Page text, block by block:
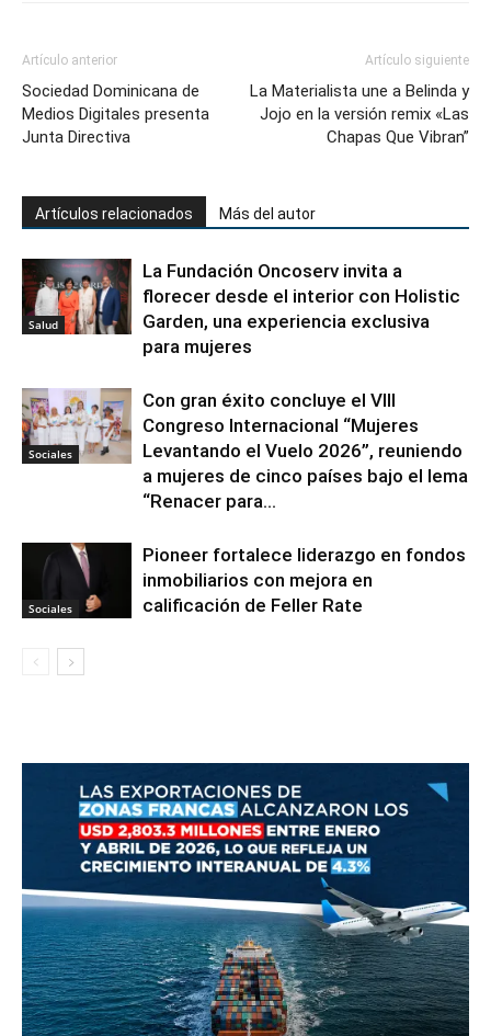
Artículo anterior
Sociedad Dominicana de
Medios Digitales presenta
Junta Directiva
Artículo siguiente
La Materialista une a Belinda y
Jojo en la versión remix «Las
Chapas Que Vibran”
Artículos relacionados Más del autor
Salud
La Fundación Oncoserv invita a
florecer desde el interior con Holistic
Garden, una experiencia exclusiva
para mujeres
Sociales
Con gran éxito concluye el VIII
Congreso Internacional “Mujeres
Levantando el Vuelo 2026”, reuniendo
a mujeres de cinco países bajo el lema
“Renacer para...
Sociales
Pioneer fortalece liderazgo en fondos
inmobiliarios con mejora en
calificación de Feller Rate